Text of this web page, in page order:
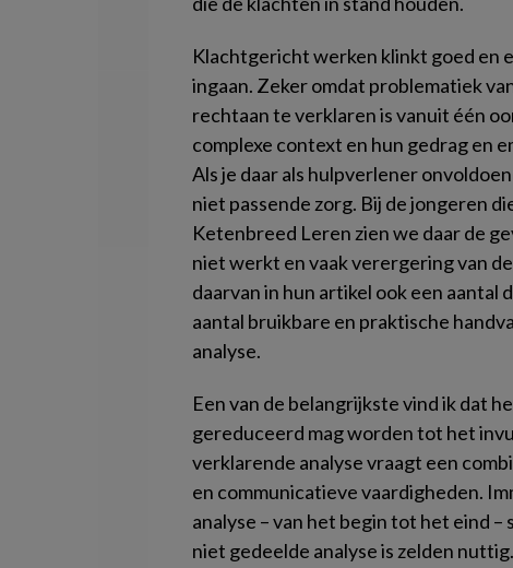
Klachtgericht werken klinkt goed en
ingaan. Zeker omdat problematiek
rechtaan te verklaren is vanuit één
complexe context en hun gedrag en
Als je daar als hulpverlener
niet passende zorg. Bij de jongeren
Ketenbreed Leren zien we daar de
niet werkt en vaak verergering van
daarvan in hun artikel ook een aantal
aantal bruikbare en praktische
analyse.
Een van de belangrijkste vind ik dat
gereduceerd mag worden tot het
verklarende analyse vraagt een
en communicatieve vaardigheden.
analyse – van het begin tot het eind –
niet gedeelde analyse is zelden nuttig.